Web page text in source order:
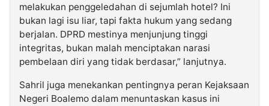
melakukan penggeledahan di sejumlah hotel? Ini
bukan lagi isu liar, tapi fakta hukum yang sedang
berjalan. DPRD mestinya menjunjung tinggi
integritas, bukan malah menciptakan narasi
pembelaan diri yang tidak berdasar,” lanjutnya.
Sahril juga menekankan pentingnya peran Kejaksaan
Negeri Boalemo dalam menuntaskan kasus ini